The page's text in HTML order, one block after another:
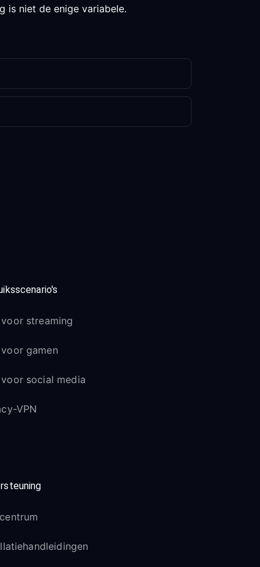
is niet de enige variabele.
voor streaming
gamen
voor social media
VPN